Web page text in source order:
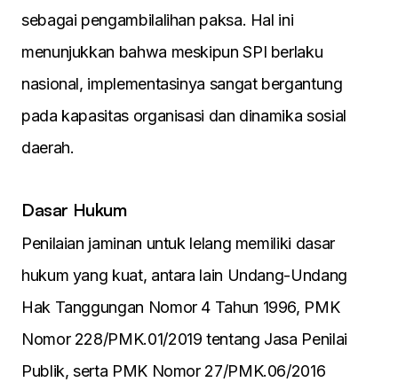
sebagai pengambilalihan paksa. Hal ini
menunjukkan bahwa meskipun SPI berlaku
nasional, implementasinya sangat bergantung
pada kapasitas organisasi dan dinamika sosial
daerah.
Dasar Hukum
Penilaian jaminan untuk lelang memiliki dasar
hukum yang kuat, antara lain Undang-Undang
Hak Tanggungan Nomor 4 Tahun 1996, PMK
Nomor 228/PMK.01/2019 tentang Jasa Penilai
Publik, serta PMK Nomor 27/PMK.06/2016